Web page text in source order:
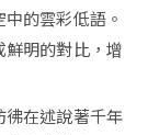
的雲彩低語。
明的對比，增
彿在述說著千年